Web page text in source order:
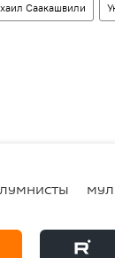
Саакашвили